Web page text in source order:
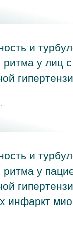
и
ритма у лиц с
и
ритма у
инфаркт